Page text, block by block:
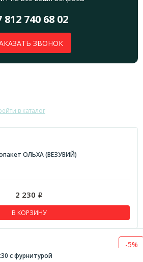
812 740 68 02
ЗВОНОК
в каталог
ОЛЬХА (ВЕЗУВИЙ)
2 230 Р
В КОРЗИНУ
-5%
с фурнитурой